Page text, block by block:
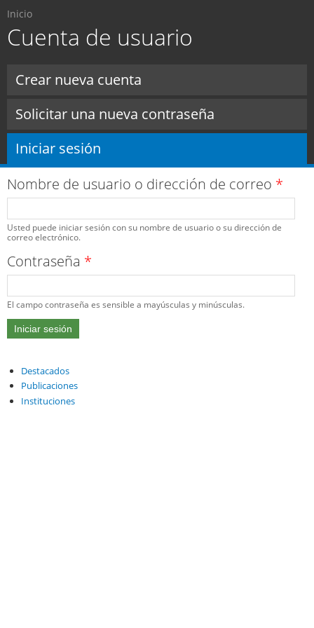
principal
Usted está aquí
Inicio
Cuenta de usuario
Crear nueva cuenta
Solicitar una nueva contraseña
Iniciar sesión
Nombre de usuario o dirección de correo *
Usted puede iniciar sesión con su nombre de usuario o su dirección de
correo electrónico.
Contraseña *
El campo contraseña es sensible a mayúsculas y minúsculas.
Destacados
Publicaciones
Instituciones